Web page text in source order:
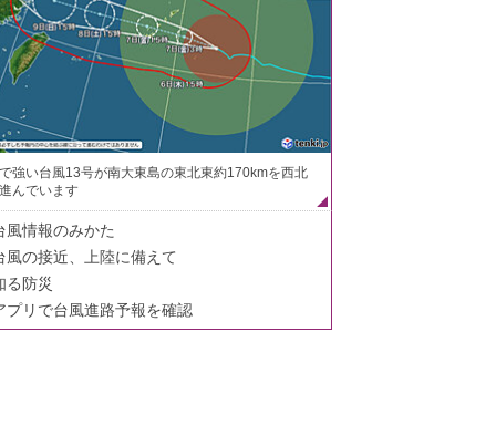
強い台風13号が南大東島の東北東約170kmを西北
んでいます
風情報のみかた
風の接近、上陸に備えて
る防災
プリで台風進路予報を確認